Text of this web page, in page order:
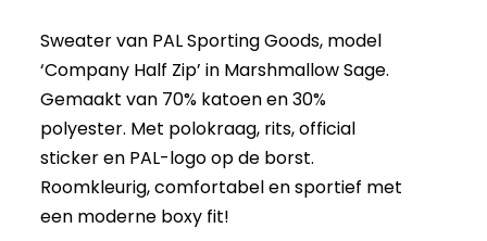
Sweater van PAL Sporting Goods, model
‘Company Half Zip’ in Marshmallow Sage.
Gemaakt van 70% katoen en 30%
polyester. Met polokraag, rits, official
sticker en PAL-logo op de borst.
Roomkleurig, comfortabel en sportief met
een moderne boxy fit!